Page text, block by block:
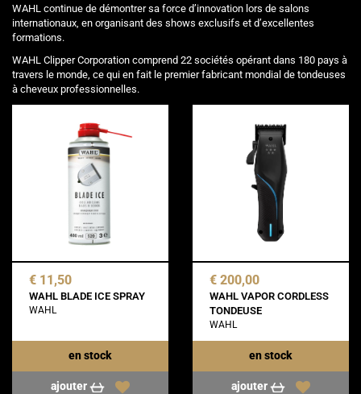
WAHL continue de démontrer sa force d’innovation lors de salons
internationaux, en organisant des shows exclusifs et d’excellentes
formations.
WAHL Clipper Corporation comprend 22 sociétés opérant dans 180 pays à
travers le monde, ce qui en fait le premier fabricant mondial de tondeuses
à cheveux professionnelles.
€ 11,50
WAHL BLADE ICE SPRAY
WAHL
en stock
ajouter
€ 200,00
WAHL VAPOR CORDLESS
TONDEUSE
WAHL
en stock
ajouter